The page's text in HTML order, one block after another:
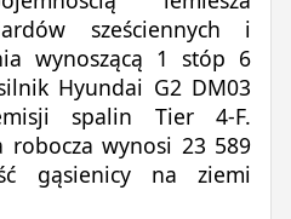
sześciennych i
wynoszącą 1 stóp 6
Hyundai G2 DM03
spalin Tier 4-F.
robocza wynosi 23 589
gąsienicy na ziemi